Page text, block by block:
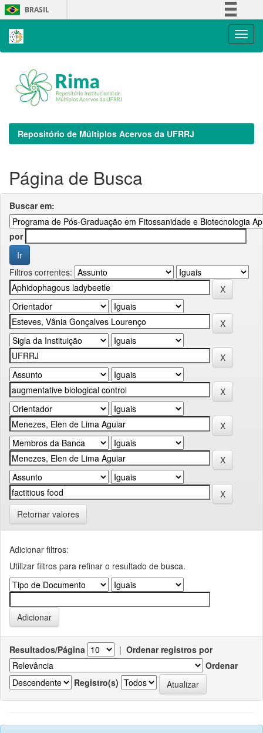
Skip
navigation
BRASIL
Repositório de Múltiplos Acervos da UFRRJ
Página de Busca
Buscar em:
por
Filtros correntes:
Retornar valores
Adicionar filtros:
Utilizar filtros para refinar o resultado de busca.
Resultados/Página | Ordenar registros por
Ordenar
Registro(s)